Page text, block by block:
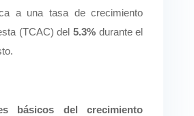
a una tasa de crecimiento
(TCAC) del5.3% durante el
básicos del crecimiento